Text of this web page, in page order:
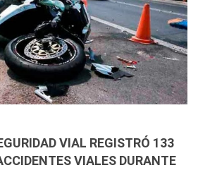
VIAL REGISTRÓ 133
VIALES DURANTE